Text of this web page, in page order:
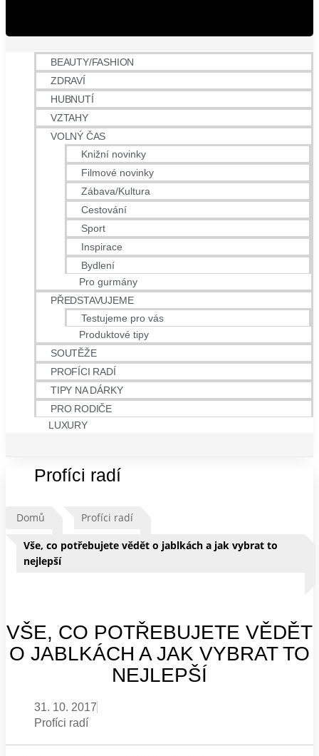
BEAUTY/FASHION
ZDRAVÍ
HUBNUTÍ
VZTAHY
VOLNÝ ČAS
Knižní novinky
Filmové novinky
Zábava/Kultura
Cestování
Sport
Inspirace
Bydlení
Pro gurmány
PŘEDSTAVUJEME
Testujeme pro vás
Produktové tipy
SOUTĚŽE
PROFÍCI RADÍ
TIPY NA DÁRKY
PRO RODIČE
LUXURY
Profíci radí
Domů Profíci radí
Vše, co potřebujete vědět o jablkách a jak vybrat to
nejlepší
VŠE, CO POTŘEBUJETE VĚDĚT
O JABLKÁCH A JAK VYBRAT TO
NEJLEPŠÍ
31. 10. 2017
Profíci radí